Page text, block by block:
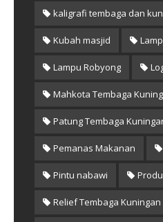
kaligrafi tembaga dan
Kubah masjid
Lampu Robyong
Mahkota Tembaga
Patung Tembaga
Pemanas Makanan
Pintu nabawi
Relief Tembaga Kuningan